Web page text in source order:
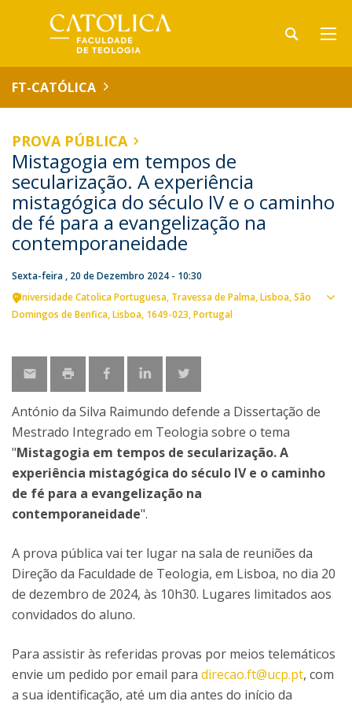
FT-CATÓLICA
PROVA PÚBLICA
Mistagogia em tempos de
secularização. A experiência
mistagógica do século IV e o caminho
de fé para a evangelização na
contemporaneidade
Sexta-feira , 20 de Dezembro 2024 - 10:30
Universidade Catolica Portuguesa Travessa de Palma Lisboa São
Domingos de Benfica, Lisboa 1649-023 Portugal
António da Silva Raimundo defende a Dissertação de
Mestrado Integrado em Teologia sobre o tema
"Mistagogia em tempos de secularização. A
experiência mistagógica do século IV e o caminho
de fé para a evangelização na
contemporaneidade".
A prova pública vai ter lugar na sala de reuniões da
Direção da Faculdade de Teologia, em Lisboa, no dia 20
de dezembro de 2024, às 10h30. Lugares limitados aos
convidados do aluno.
Para assistir às referidas provas por meios telemáticos
envie um pedido por email para direcao.ft@ucp.pt, com
a sua identificação, até um dia antes do início da